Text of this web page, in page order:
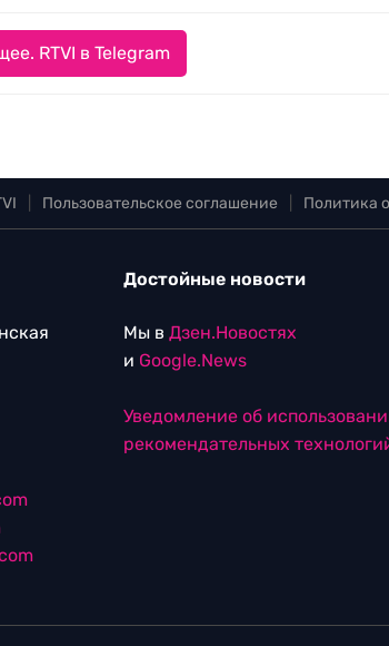
RTVI в Telegram
Пользовательское соглашение Политика
Достойные новости
Мы в Дзен.Новостях
и Google.News
Уведомление об
рекомендательных